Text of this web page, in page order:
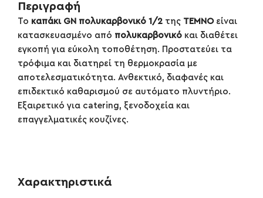
Περιγραφή
Το καπάκι GN πολυκαρβονικό 1/2 της TEMNOείναι
κατασκευασμένο από πολυκαρβονικό και διαθέτει
εγκοπή για εύκολη τοποθέτηση. Προστατεύει τα
τρόφιμα και διατηρεί τη θερμοκρασία με
αποτελεσματικότητα. Ανθεκτικό, διαφανές και
επιδεκτικό καθαρισμού σε αυτόματο πλυντήριο.
Εξαιρετικό για catering, ξενοδοχεία και
επαγγελματικές κουζίνες.
Χαρακτηριστικά